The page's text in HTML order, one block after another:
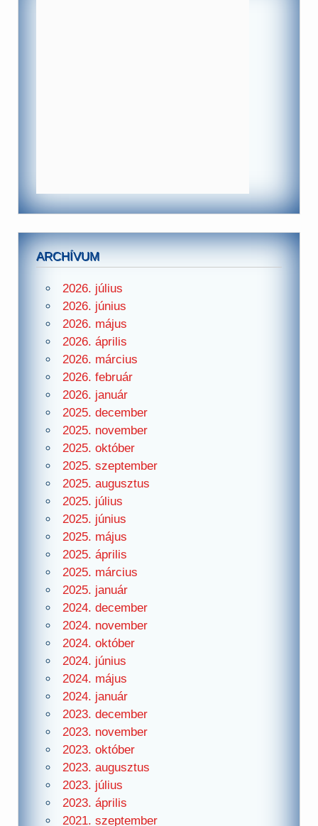
ARCHÍVUM
2026. július
2026. június
2026. május
2026. április
2026. március
2026. február
2026. január
2025. december
2025. november
2025. október
2025. szeptember
2025. augusztus
2025. július
2025. június
2025. május
2025. április
2025. március
2025. január
2024. december
2024. november
2024. október
2024. június
2024. május
2024. január
2023. december
2023. november
2023. október
2023. augusztus
2023. július
2023. április
2021. szeptember